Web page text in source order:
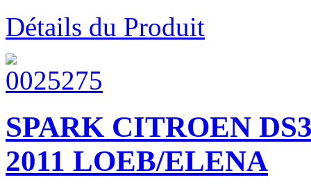
Détails du Produit
SPARK CITROEN
2011 LOEB/ELENA